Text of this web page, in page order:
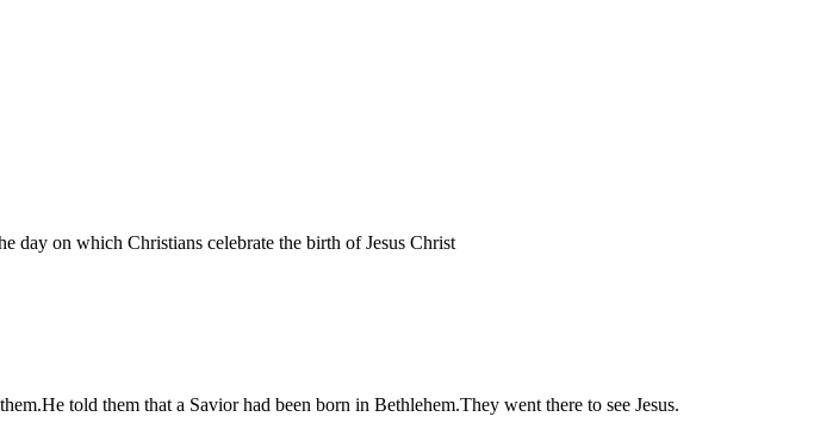
day on which Christians celebrate the birth of Jesus Christ
told them that a Savior had been born in Bethlehem.They went there to see Jesus.